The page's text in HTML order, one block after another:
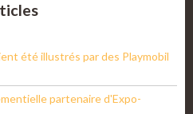
été illustrés par des Playmobil
partenaire d'Expo-